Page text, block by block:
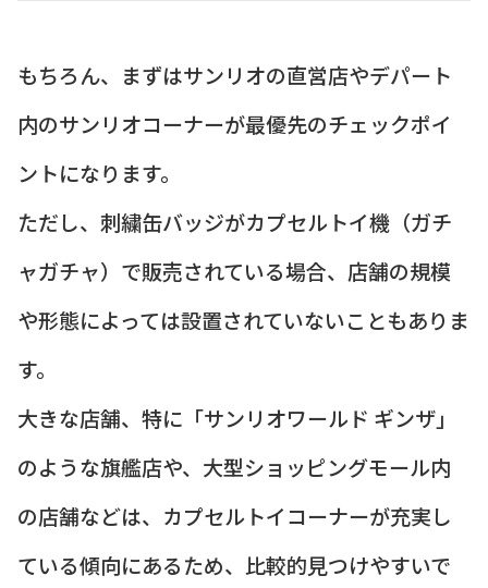
もちろん、まずはサンリオの直営店やデパート
内のサンリオコーナーが最優先のチェックポイ
ントになります。
ただし、刺繍缶バッジがカプセルトイ機（ガチ
ャガチャ）で販売されている場合、店舗の規模
や形態によっては設置されていないこともありま
す。
大きな店舗、特に「サンリオワールド ギンザ」
のような旗艦店や、大型ショッピングモール内
の店舗などは、カプセルトイコーナーが充実し
ている傾向にあるため、比較的見つけやすいで